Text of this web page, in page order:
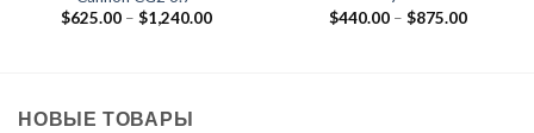
$625.00 – $1,240.00
$440.00– $875.00
НОВЫЕ ТОВАРЫ